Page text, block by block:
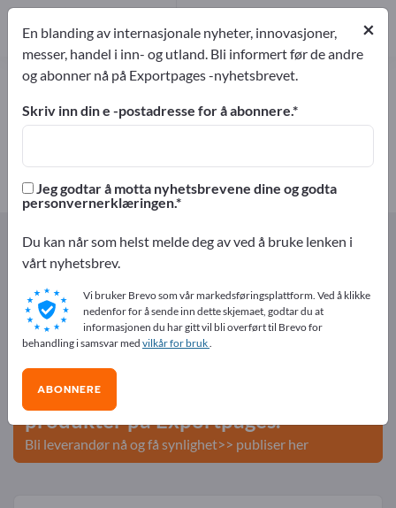
Plastbassenger – finn produsenter
og leverandører
1
1
Exportpages Komponenter & Deler
Kunststoffdeler
Plastbassenger
Annonser gratis på Exportpages!
Behov – Tilbud – Brukte varer – Forretningskontakter >>
start her
Publiser din bedrift og dine
produkter på Exportpages.
Bli leverandør nå og få synlighet>> publiser her
×
En blanding av internasjonale nyheter, innovasjoner,
messer, handel i inn- og utland. Bli informert før de andre
og abonner nå på Exportpages -nyhetsbrevet.
Skriv inn din e -postadresse for å abonnere.
Jeg godtar å motta nyhetsbrevene dine og godta
personvernerklæringen.
Du kan når som helst melde deg av ved å bruke lenken i
vårt nyhetsbrev.
Vi bruker Brevo som vår markedsføringsplattform. Ved å klikke
nedenfor for å sende inn dette skjemaet, godtar du at
informasjonen du har gitt vil bli overført til Brevo for
behandling i samsvar med vilkår for bruk.
ABONNERE